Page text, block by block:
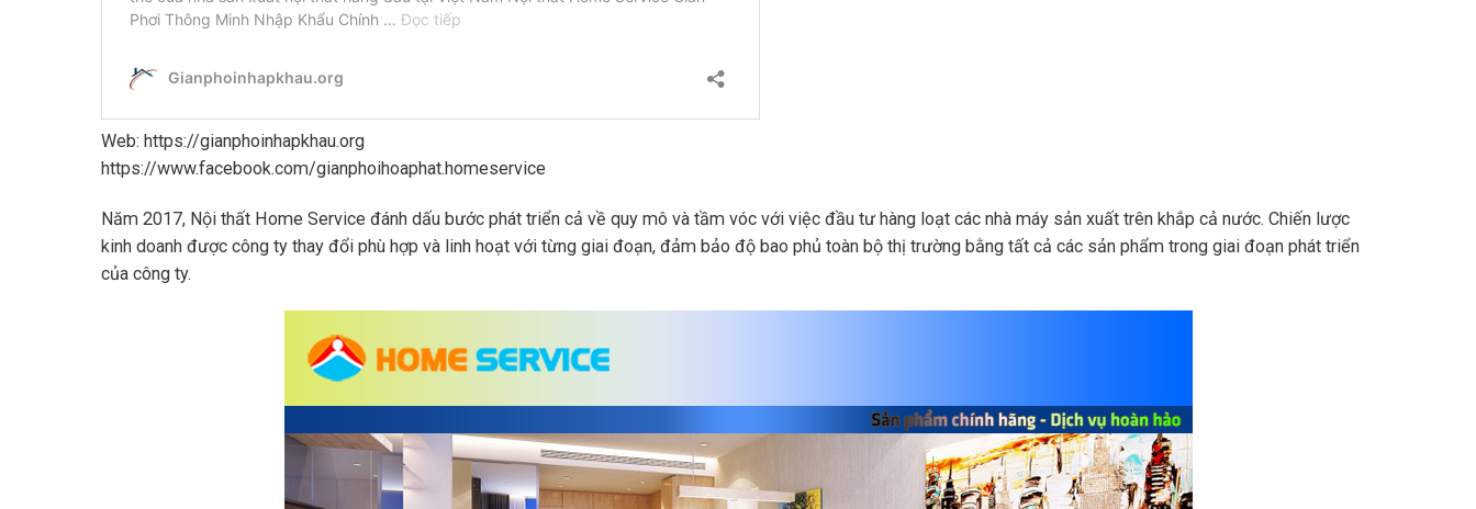
Web: https://gianphoinhapkhau.org
https://www.facebook.com/gianphoihoaphat.homeservice
Năm 2017, Nội thất Home Service đánh dấu bước phát triển cả về quy mô và tầm vóc với việc đầu tư hàng loạt các nhà máy sản xuất trên khắp cả nước. Chiến lược
kinh doanh được công ty thay đổi phù hợp và linh hoạt với từng giai đoạn, đảm bảo độ bao phủ toàn bộ thị trường bằng tất cả các sản phẩm trong giai đoạn phát triển
của công ty.